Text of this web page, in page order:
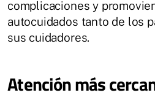
complicaciones y
autocuidados tanto de los
sus cuidadores.
Atención más